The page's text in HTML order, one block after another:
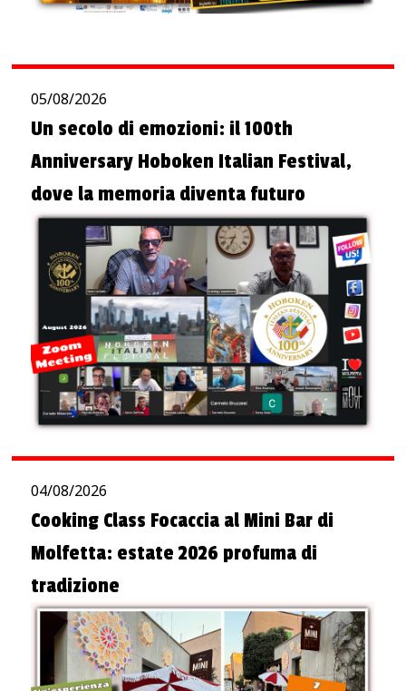
05/08/2026
Un secolo di emozioni: il 100th
Anniversary Hoboken Italian Festival,
dove la memoria diventa futuro
04/08/2026
Cooking Class Focaccia al Mini Bar di
Molfetta: estate 2026 profuma di
tradizione